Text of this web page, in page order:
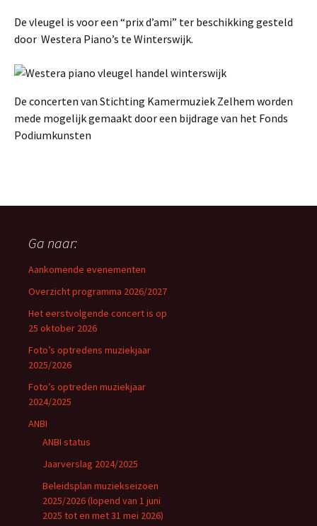
De vleugel is voor een “prix d’ami” ter beschikking gesteld
door Westera Piano’s te Winterswijk.
De concerten van Stichting Kamermuziek Zelhem worden
mede mogelijk gemaakt door een bijdrage van het Fonds
Podiumkunsten
Ga naar:
Aankomende evenementen
Overzicht programma 2026/2027
Het eerstvolgende concert is op
25 oktober 2026
Foto’s optredens muziekjaar
2025/2026
Foto’s optreden muziekjaar
2024/2025
ANBI
ANBI status
Jaarverslag 2024/2025
Beleidsplan muziekseizoen
2025/2026 (lopend van 1 juni
2025 tot en met 31 mei 2026)